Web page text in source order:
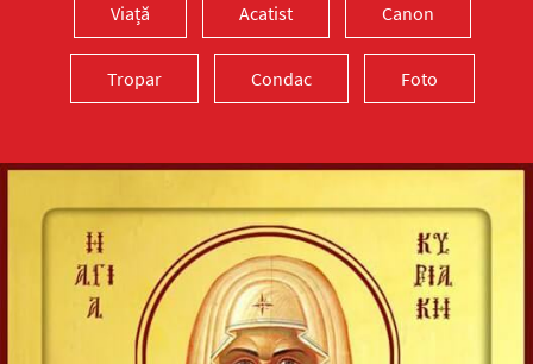
Viață Acatist Canon
Tropar Condac Foto